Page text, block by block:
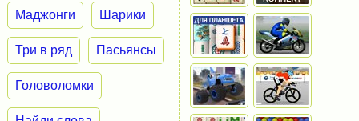
Маджонги Шарики
Три в ряд Пасьянсы
Головоломки